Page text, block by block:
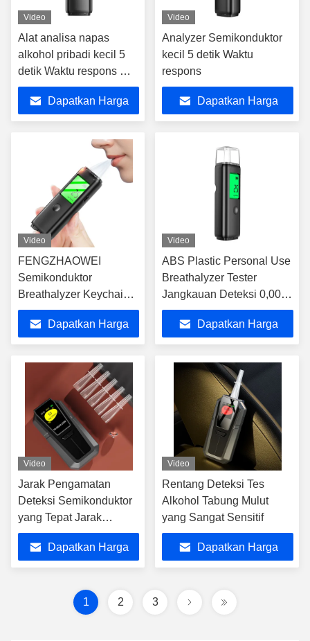
Video
Alat analisa napas
alkohol pribadi kecil 5
detik Waktu respons Mr
Black05
Dapatkan Harga
Video
Analyzer Semikonduktor
kecil 5 detik Waktu
respons
Dapatkan Harga
Video
FENGZHAOWEI
Semikonduktor
Breathalyzer Keychain
Pribadi Alkohol Tester
Dapatkan Harga
Video
ABS Plastic Personal Use
Breathalyzer Tester
Jangkauan Deteksi 0,00-
200mg/100mL
Dapatkan Harga
Video
Jarak Pengamatan
Deteksi Semikonduktor
yang Tepat Jarak
Pengamatan
Semikonduktor yang
Tepat Jarak pengamatan
deteksi 0-400mg/100ml
Dapatkan Harga
Video
Rentang Deteksi Tes
Alkohol Tabung Mulut
yang Sangat Sensitif
Dapatkan Harga
1 2 3